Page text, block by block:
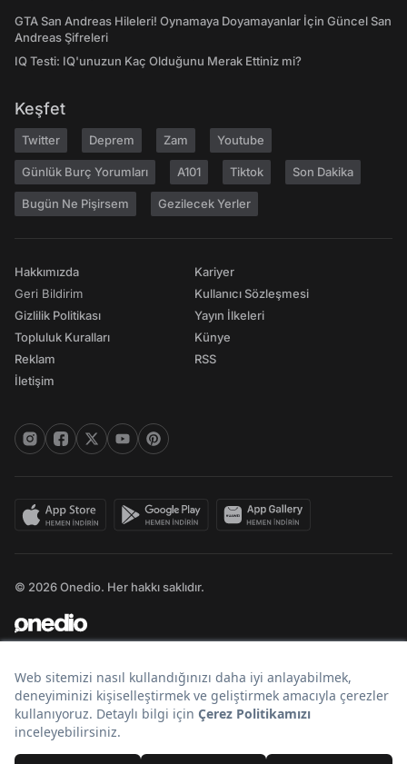
GTA San Andreas Hileleri! Oynamaya Doyamayanlar İçin Güncel San
Andreas Şifreleri
IQ Testi: IQ'unuzun Kaç Olduğunu Merak Ettiniz mi?
Keşfet
Twitter Deprem Zam Youtube
Günlük Burç Yorumları A101 Tiktok Son Dakika
Bugün Ne Pişirsem Gezilecek Yerler
Hakkımızda
Geri Bildirim
Gizlilik Politikası
Topluluk Kuralları
Reklam
İletişim
Kariyer
Kullanıcı Sözleşmesi
Yayın İlkeleri
Künye
RSS
© 2026 Onedio. Her hakkı saklıdır.
Bir markasıdır.